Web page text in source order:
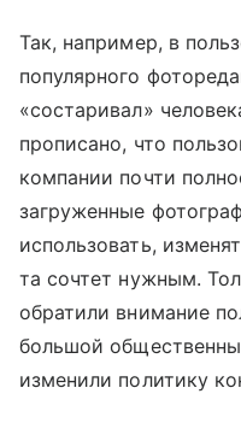
Так, например, в
популярного
«состаривал»
прописано, что
компании почти
загруженные
использовать,
та сочтет нужным.
обратили внимание
большой
изменили политику